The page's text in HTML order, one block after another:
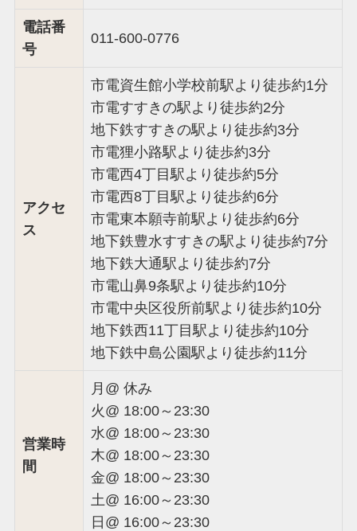
電話番
号
011-600-0776
アクセ
ス
市電資生館小学校前駅より徒歩約1分
市電すすきの駅より徒歩約2分
地下鉄すすきの駅より徒歩約3分
市電狸小路駅より徒歩約3分
市電西4丁目駅より徒歩約5分
市電西8丁目駅より徒歩約6分
市電東本願寺前駅より徒歩約6分
地下鉄豊水すすきの駅より徒歩約7分
地下鉄大通駅より徒歩約7分
市電山鼻9条駅より徒歩約10分
市電中央区役所前駅より徒歩約10分
地下鉄西11丁目駅より徒歩約10分
地下鉄中島公園駅より徒歩約11分
営業時
間
月@ 休み
火@ 18:00～23:30
水@ 18:00～23:30
木@ 18:00～23:30
金@ 18:00～23:30
土@ 16:00～23:30
日@ 16:00～23:30